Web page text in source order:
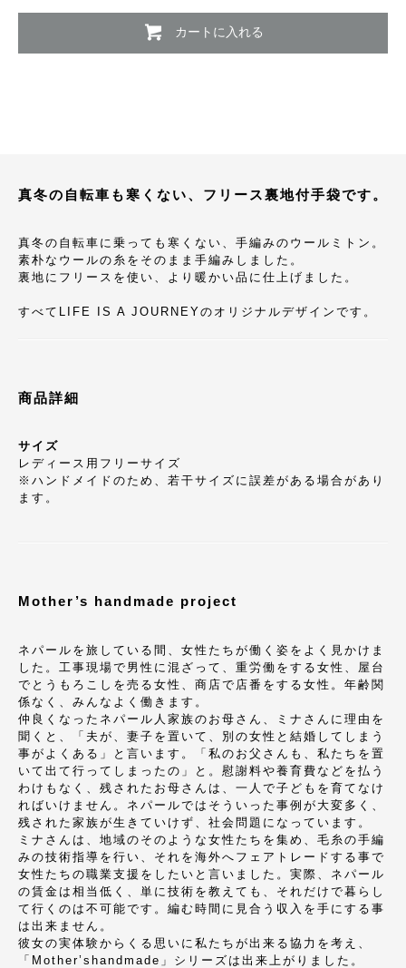
カートに入れる
真冬の自転車も寒くない、フリース裏地付手袋です。
真冬の自転車に乗っても寒くない、手編みのウールミトン。
素朴なウールの糸をそのまま手編みしました。
裏地にフリースを使い、より暖かい品に仕上げました。
すべてLIFE IS A JOURNEYのオリジナルデザインです。
商品詳細
サイズ
レディース用フリーサイズ
※ハンドメイドのため、若干サイズに誤差がある場合があり
ます。
Mother’s handmade project
ネパールを旅している間、女性たちが働く姿をよく見かけま
した。工事現場で男性に混ざって、重労働をする女性、屋台
でとうもろこしを売る女性、商店で店番をする女性。年齢関
係なく、みんなよく働きます。
仲良くなったネパール人家族のお母さん、ミナさんに理由を
聞くと、「夫が、妻子を置いて、別の女性と結婚してしまう
事がよくある」と言います。「私のお父さんも、私たちを置
いて出て行ってしまったの」と。慰謝料や養育費などを払う
わけもなく、残されたお母さんは、一人で子どもを育てなけ
ればいけません。ネパールではそういった事例が大変多く、
残された家族が生きていけず、社会問題になっています。
ミナさんは、地域のそのような女性たちを集め、毛糸の手編
みの技術指導を行い、それを海外へフェアトレードする事で
女性たちの職業支援をしたいと言いました。実際、ネパール
の賃金は相当低く、単に技術を教えても、それだけで暮らし
て行くのは不可能です。編む時間に見合う収入を手にする事
は出来ません。
彼女の実体験からくる思いに私たちが出来る協力を考え、
「Mother’shandmade」シリーズは出来上がりました。